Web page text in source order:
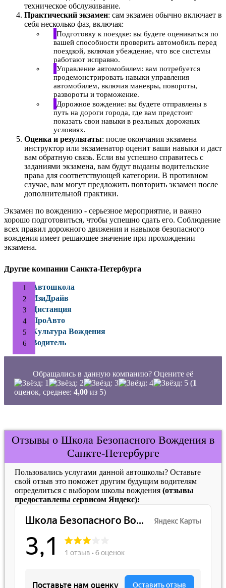
техническое обслуживание.
Практический экзамен: сам экзамен обычно включает в
себя несколько фаз, включая:
Подготовку к поездке: вы будете оцениваться по
вашей способности проверить автомобиль перед
поездкой, включая убеждение, что все системы
работают исправно.
Управление автомобилем: вам потребуется
продемонстрировать навыки управления
автомобилем, включая маневры, повороты,
развороты и торможение.
Дорожное вождение: вы будете отправлены в
путь на дороги города, где вам предстоит
показать свои навыки в реальных дорожных
условиях.
Оценка и результаты: после окончания экзамена
инструктор или экзаменатор оценит ваши навыки и даст
вам обратную связь. Если вы успешно справитесь с
заданиями экзамена, вам будут выданы водительские
права для соответствующей категории. В противном
случае, вам могут предложить повторить экзамен после
дополнительной практики.
Экзамен по вождению - серьезное мероприятие, и важно
хорошо подготовиться, чтобы успешно сдать его. Соблюдение
всех правил дорожного движения и навыков безопасного
вождения имеет решающее значение при прохождении
экзамена.
Другие компании Санкта-Петербурга
Автошкола
ИзиДрайв
Дистанция
ПроАвто
Культура Вождения
Водитель
Обращались в данную компанию? Оцените её
(1
оценок, среднее: 4,00 из 5)
Отзывы о Школа Безопасного Вождения в
Санкте-Петербурге
Пользовались услугами данной автошколы? Оставьте
свой отзыв это поможет другим будущим водителям
определиться с выбором школы вождения (отзывы
предоставлены сервисом Яндекс):